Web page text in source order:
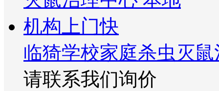
临猗学校家庭杀虫灭
请联系我们询价